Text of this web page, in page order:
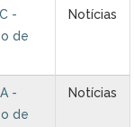
União
-
de
Notícias
-
de
Notícias